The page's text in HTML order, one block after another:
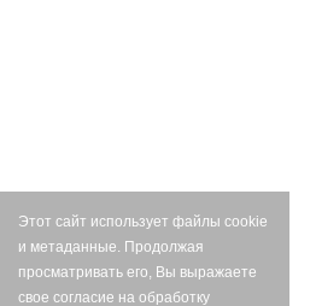
Этот сайт использует файлы cookie
и метаданные. Продолжая
просматривать его, Вы выражаете
свое согласие на обработку